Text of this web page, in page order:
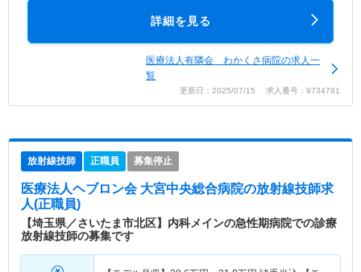
詳細を見る
医療法人有隣会 わかくさ病院の求人一
覧
更新日：2025/07/15 求人番号：9734781
放射線技師 正職員 募集停止
医療法人ヘブロン会 大宮中央総合病院の放射線技師求
人(正職員)
【埼玉県／さいたま市北区】内科メインの急性期病院での診療
放射線技師の募集です